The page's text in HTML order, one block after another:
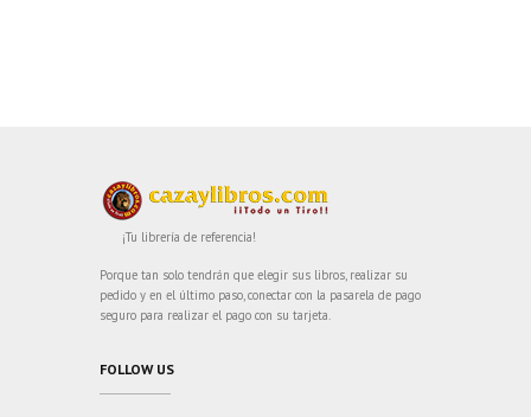
¡Tu librería de referencia!
Porque tan solo tendrán que elegir sus libros, realizar su
pedido y en el último paso, conectar con la pasarela de pago
seguro para realizar el pago con su tarjeta.
FOLLOW US